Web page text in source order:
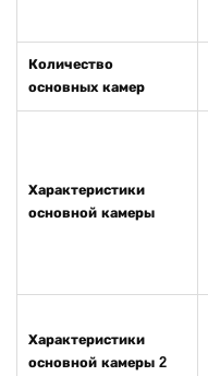
Количество
основных камер
Характеристики
основной камеры
Характеристики
основной камеры 2